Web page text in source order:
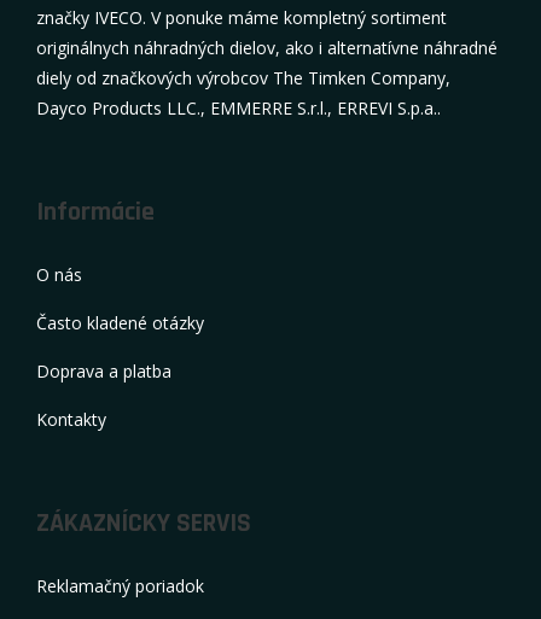
značky IVECO. V ponuke máme kompletný sortiment
originálnych náhradných dielov, ako i alternatívne náhradné
diely od značkových výrobcov The Timken Company,
Dayco Products LLC., EMMERRE S.r.l., ERREVI S.p.a..
Informácie
O nás
Často kladené otázky
Doprava a platba
Kontakty
ZÁKAZNÍCKY SERVIS
Reklamačný poriadok